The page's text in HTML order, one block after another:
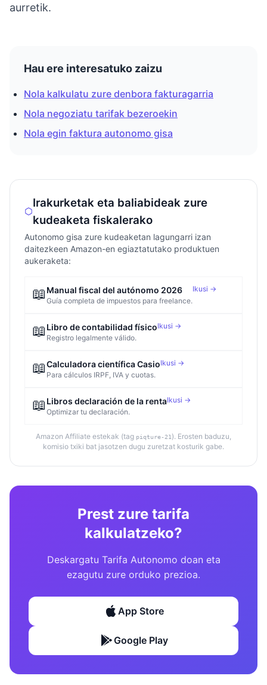
aurretik.
Hau ere interesatuko zaizu
Nola kalkulatu zure denbora fakturagarria
Nola negoziatu tarifak bezeroekin
Nola egin faktura autonomo gisa
Irakurketak eta baliabideak zure
kudeaketa fiskalerako
Autonomo gisa zure kudeaketan lagungarri izan
daitezkeen Amazon-en egiaztatutako produktuen
aukeraketa:
📖 Manual fiscal del autónomo 2026
Guía completa de impuestos para freelance.
Ikusi →
📖 Libro de contabilidad físico
Registro legalmente válido.
Ikusi →
📖Calculadora científica Casio
Para cálculos IRPF, IVA y cuotas.
Ikusi →
📖 Libros declaración de la renta
Optimizar tu declaración.
Ikusi →
Amazon Affiliate estekak (tag piqture-21 ). Erosten baduzu,
komisio txiki bat jasotzen dugu zuretzat kosturik gabe.
Prest zure tarifa
kalkulatzeko?
Deskargatu Tarifa Autonomo doan eta
ezagutu zure orduko prezioa.
App Store
Google Play